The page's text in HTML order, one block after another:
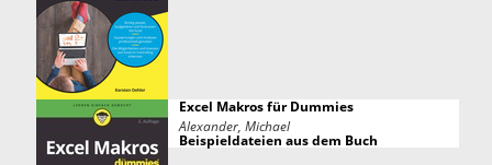
Excel Makros für Dummies
Alexander, Michael
Beispieldateien aus dem Buch